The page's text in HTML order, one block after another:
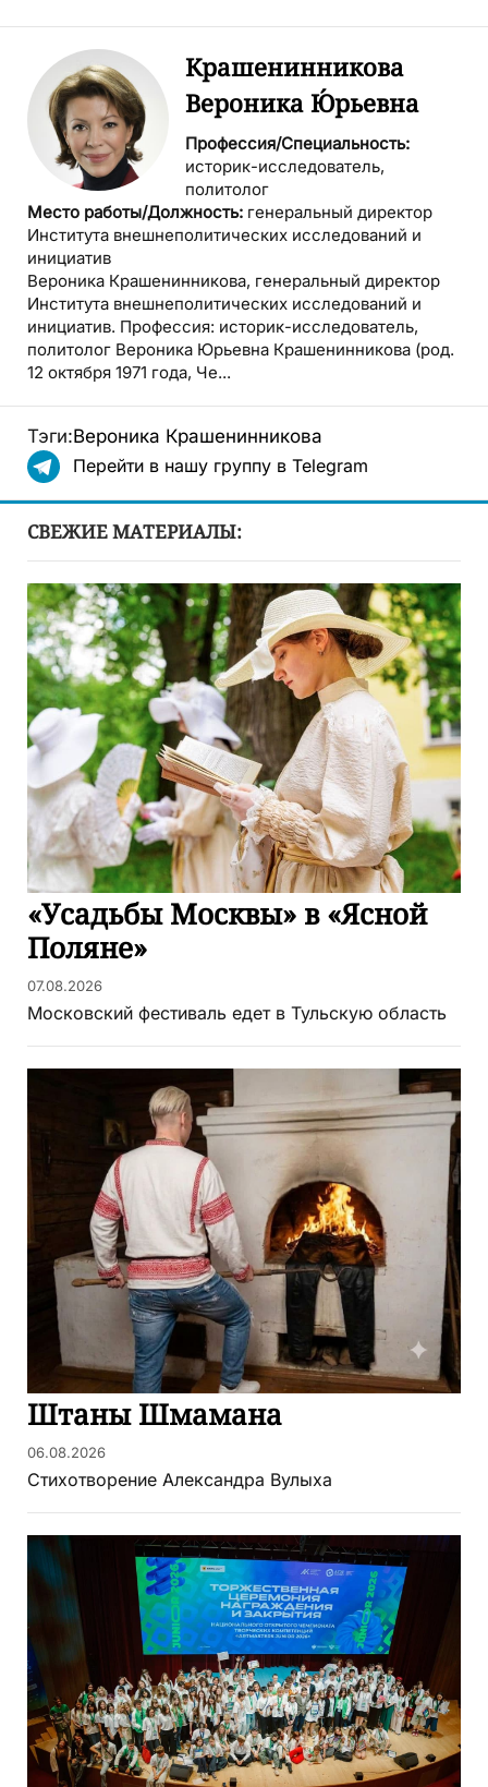
Крашенинникова
Вероника Ю́рьевна
Профессия/Специальность:
историк-исследователь,
политолог
Место работы/Должность: генеральный директор
Института внешнеполитических исследований и
инициатив
Вероника Крашенинникова, генеральный директор
Института внешнеполитических исследований и
инициатив. Профессия: историк-исследователь,
политолог Вероника Юрьевна Крашенинникова (род.
12 октября 1971 года, Че...
Тэги:Вероника Крашенинникова
Перейти в нашу группу в Telegram
СВЕЖИЕ МАТЕРИАЛЫ:
«Усадьбы Москвы» в «Ясной
Поляне»
07.08.2026
Московский фестиваль едет в Тульскую область
Штаны Шмамана
06.08.2026
Стихотворение Александра Вулыха